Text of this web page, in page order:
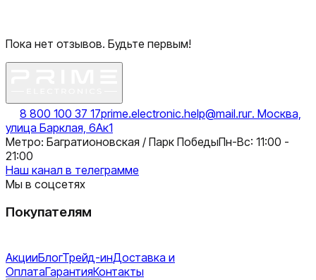
Пока нет отзывов. Будьте первым!
8 800 100 37 17prime.electronic.help@mail.ruг. Москва,
улица Барклая, 6Ак1
Метро: Багратионовская / Парк ПобедыПн-Вс: 11:00 -
21:00
Наш канал в телеграмме
Мы в соцсетях
Покупателям
АкцииБлогТрейд-инДоставка и
ОплатаГарантияКонтакты